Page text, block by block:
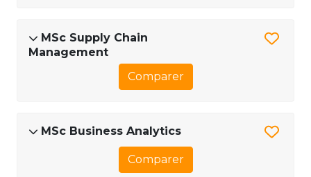
MSc Supply Chain
Management
Comparer
MSc Business Analytics
Comparer